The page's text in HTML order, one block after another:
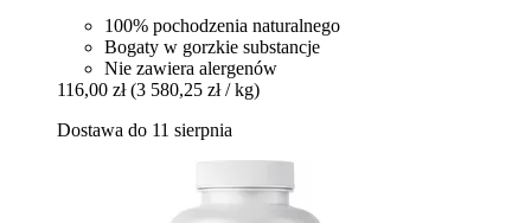
100% pochodzenia naturalnego
Bogaty w gorzkie substancje
Nie zawiera alergenów
116,00 zł (3 580,25 zł / kg)
Dostawa do 11 sierpnia